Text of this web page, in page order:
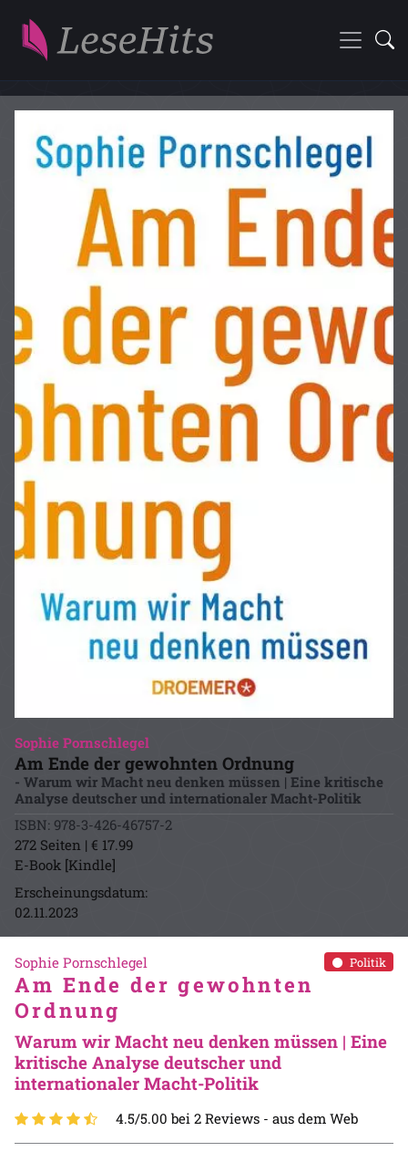
Sophie Pornschlegel
Am Ende der gewohnten Ordnung
- Warum wir Macht neu denken müssen | Eine kritische
Analyse deutscher und internationaler Macht-Politik
ISBN: 978-3-426-46757-2
272 Seiten | € 17.99
E-Book [Kindle]
Erscheinungsdatum:
02.11.2023
Politik
Sophie Pornschlegel
Am Ende der gewohnten
Ordnung
Warum wir Macht neu denken müssen | Eine
kritische Analyse deutscher und
internationaler Macht-Politik
4.5/5.00 bei 2 Reviews - aus dem Web